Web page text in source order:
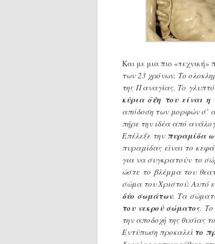
Και με μια πιο «τεχνική»
των 23 χρόνων. Το
της Παναγίας. Το γλυπτό
κύρια όψη του είναι η
απόδοση των μορφών σ’
πήρε την ιδέα από
Επέλεξε την πυραμίδα
πυραμίδας είναι το
για να συγκρατούν το
ώστε το βλέμμα του
σώμα του Χριστού. Αυτό
δύο σωμάτων. Τα
του νεκρού σώματος. Το
την αποδοχή της θυσίας
Εντύπωση προκαλεί το